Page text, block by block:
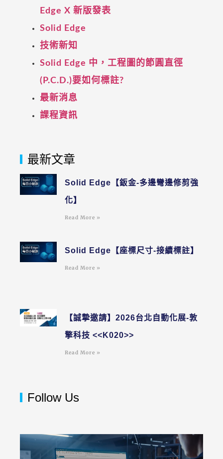
Edge X 新版發表
Solid Edge
技術新知
Solid Edge 中，工程圖的節圓直徑
(P.C.D.)要如何標註?
最新消息
課程資訊
最新文章
Solid Edge【鈑金-多邊彎邊修剪強
化】
Read More »
Solid Edge【座標尺寸-接續標註】
Read More »
【誠摯邀請】2026台北自動化展-敦
擎科技 <<K020>>
Read More »
Follow Us